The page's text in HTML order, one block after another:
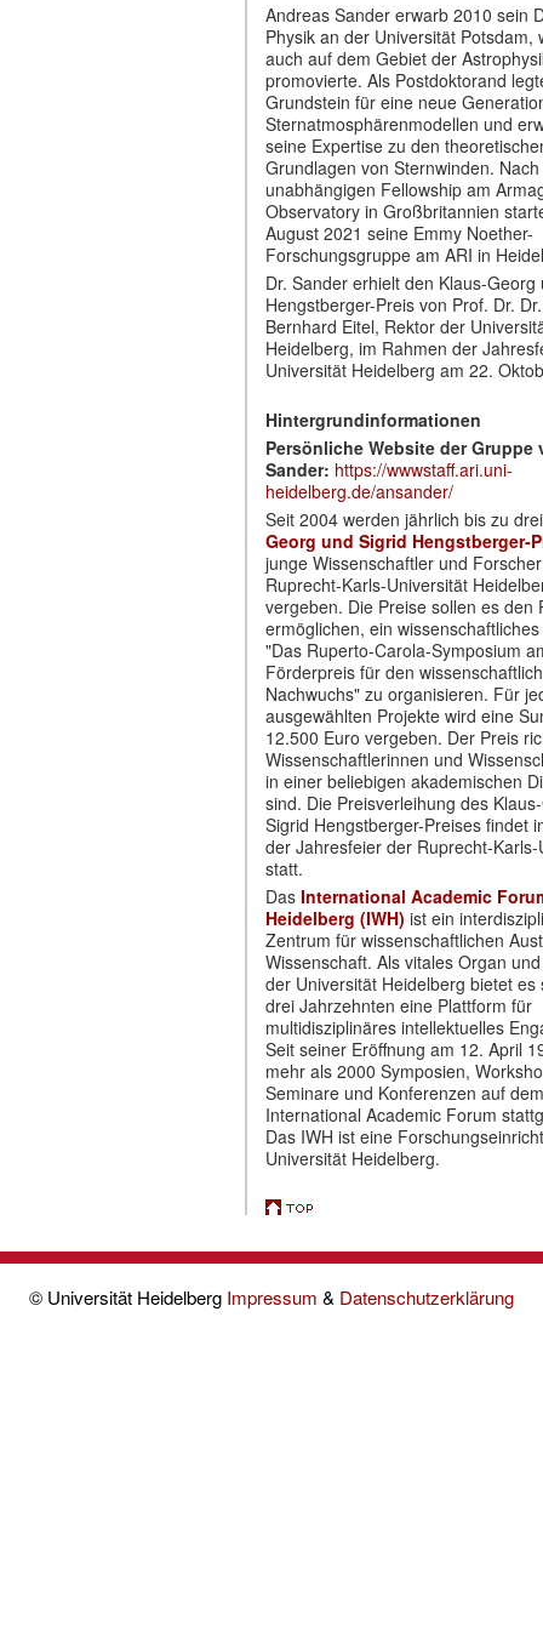
Andreas Sander erwarb 2010 sein
Physik an der Universität Potsdam,
auch auf dem Gebiet der
promovierte. Als Postdoktorand
Grundstein für eine neue
Sternatmosphärenmodellen und
seine Expertise zu den
Grundlagen von Sternwinden.
unabhängigen Fellowship am
Observatory in Großbritannien
August 2021 seine Emmy Noether-
Forschungsgruppe am ARI in
Dr. Sander erhielt den Klaus-Georg
Hengstberger-Preis von Prof. Dr.
Bernhard Eitel, Rektor der
Heidelberg, im Rahmen der
Universität Heidelberg am 22.
Hintergrundinformationen
Persönliche Website der Gruppe
Sander: https://wwwstaff.ari.uni-
heidelberg.de/ansander/
Seit 2004 werden jährlich bis zu
Georg und Sigrid Hengstberger-
junge Wissenschaftler und
Ruprecht-Karls-Universität
vergeben. Die Preise sollen es den
ermöglichen, ein
"Das Ruperto-Carola-Symposium
Förderpreis für den
Nachwuchs" zu organisieren. Für
ausgewählten Projekte wird eine
12.500 Euro vergeben. Der Preis
Wissenschaftlerinnen und
in einer beliebigen akademischen
sind. Die Preisverleihung des
Sigrid Hengstberger-Preises findet
der Jahresfeier der Ruprecht-
statt.
Das International Academic
Heidelberg (IWH) ist ein
Zentrum für wissenschaftlichen
Wissenschaft. Als vitales Organ
der Universität Heidelberg bietet es
drei Jahrzehnten eine Plattform für
multidisziplinäres intellektuelles
Seit seiner Eröffnung am 12. April
mehr als 2000 Symposien,
Seminare und Konferenzen auf dem
International Academic Forum
Das IWH ist eine
Universität Heidelberg.
© Universität Heidelberg Impressum & Datenschutzerklärung